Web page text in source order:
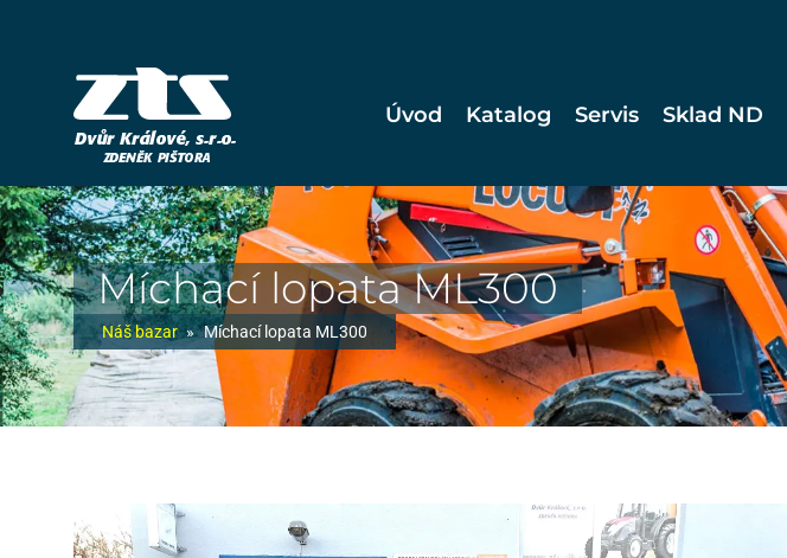
Úvod Katalog Servis Sklad ND
Míchací lopata ML300
Náš bazar » Míchací lopata ML300